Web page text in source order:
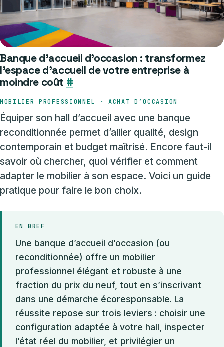
Banque d’accueil d’occasion : transformez
l’espace d’accueil de votre entreprise à
moindre coût #
MOBILIER PROFESSIONNEL · ACHAT D’OCCASION
Équiper son hall d’accueil avec une banque
reconditionnée permet d’allier qualité, design
contemporain et budget maîtrisé. Encore faut-il
savoir où chercher, quoi vérifier et comment
adapter le mobilier à son espace. Voici un guide
pratique pour faire le bon choix.
EN BREF
Une banque d’accueil d’occasion (ou
reconditionnée) offre un mobilier
professionnel élégant et robuste à une
fraction du prix du neuf, tout en s’inscrivant
dans une démarche écoresponsable. La
réussite repose sur trois leviers : choisir une
configuration adaptée à votre hall, inspecter
l’état réel du mobilier, et privilégier un